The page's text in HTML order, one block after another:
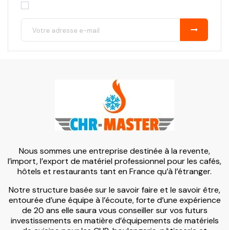
Nous sommes une entreprise destinée à la revente,
l’import, l’export de matériel professionnel pour les cafés,
hôtels et restaurants tant en France qu’à l’étranger.
Notre structure basée sur le savoir faire et le savoir être,
entourée d’une équipe à l’écoute, forte d’une expérience
de 20 ans elle saura vous conseiller sur vos futurs
investissements en matière d’équipements de matériels